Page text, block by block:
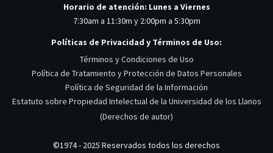
Horario de atención: Lunes a Viernes
7:30am a 11:30m y 2:00pm a 5:30pm
Políticas de Privacidad y Términos de Uso:
Términos y Condiciones de Uso
Política de Tratamiento y Protección de Datos Personales
Política de Seguridad de la Información
Estatuto sobre Propiedad Intelectual de la Universidad de los Llanos
(Derechos de autor)
©1974 - 2025 Reservados todos los derechos